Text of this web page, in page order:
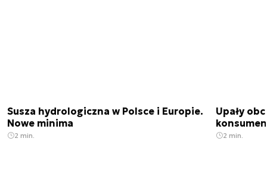
Susza hydrologiczna w Polsce i Europie.
Nowe minima
2 min.
Upały
2 min.